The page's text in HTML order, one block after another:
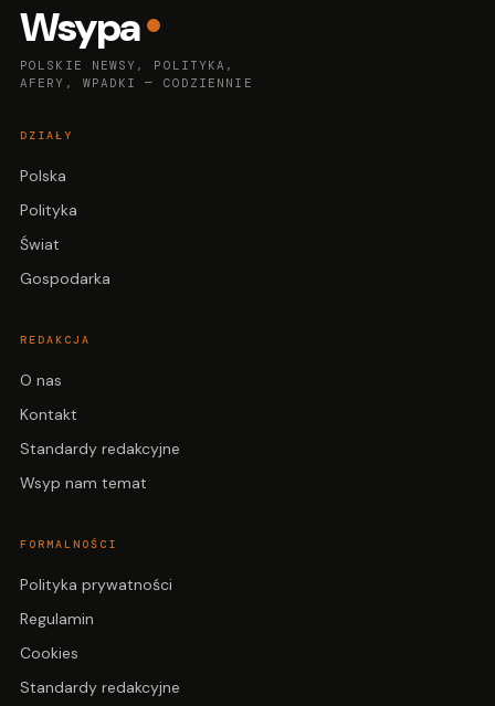
Wsypa
POLSKIE NEWSY, POLITYKA,
AFERY, WPADKI — CODZIENNIE
DZIAŁY
Polska
Polityka
Świat
Gospodarka
REDAKCJA
O nas
Kontakt
Standardy redakcyjne
Wsyp nam temat
FORMALNOŚCI
Polityka prywatności
Regulamin
Cookies
Standardy redakcyjne